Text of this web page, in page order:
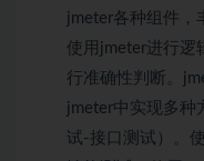
jmeter各种组件，
使用jmeter进行逻
行准确性判断。
jmeter中实现多种
试-接口测试）。